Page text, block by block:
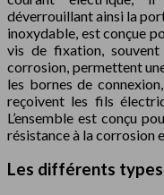
déverrouillant ainsi la
inoxydable, est conçue
vis de fixation,
corrosion, permettent
les bornes de
reçoivent les fils
L’ensemble est conçu
résistance à la corrosion
Les différents